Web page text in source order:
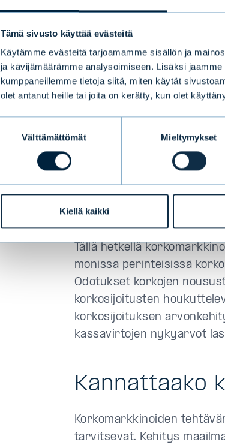
Tämä sivusto käyttää evästeitä
Käytämme evästeitä tarjoamamme sisällön ja
ja kävijämäärämme analysoimiseen. Lisäksi
kumppaneillemme tietoja siitä, miten käytät
olet antanut heille tai joita on kerätty, kun olet
Välttämättömät Mieltymykset
Kiellä kaikki
liikkeeseenlaskijoiden
finanssikriiseissä.Samalla
Perinteisten
vain kiinteän kupongin
vaihtuvakorkoisia, CDO-,
strukturoituja lainoja.
monimutkaisuuden
lisääntynyt.
Tällä hetkellä
monissa perinteisissä
Odotukset korkojen
korkosijoitusten
korkosijoituksen
kassavirtojen nykyarvot
Kannattaako
Korkomarkkinoiden
tarvitsevat. Kehitys